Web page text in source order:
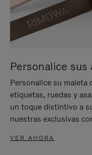
Personalice
Personalice su maleta
etiquetas, ruedas y
un toque distintivo a
nuestras exclusivas
VER AHORA